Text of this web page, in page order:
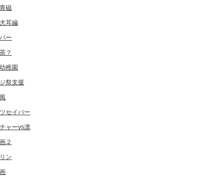
磁
耳編
ー
？
稚園
祭支援
セイバー
ャーvs凛
２
ン